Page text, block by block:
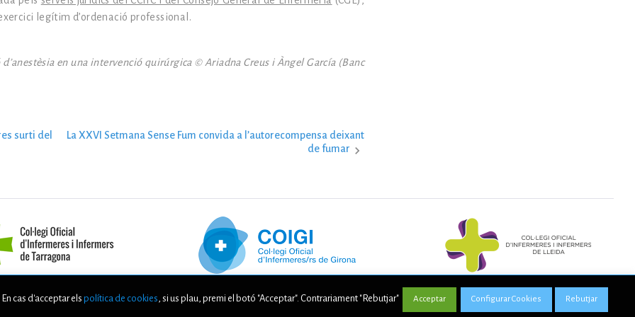
legítim d’ordenació professional.
en una intervenció quirúrgica © Ariadna Creus i Àngel García (Banc
surti del
La XXVI Setmana Sense Fum convida a l’autorecompensa deixant
de fumar
cas d'acceptar els política de cookies, si us plau, premi el botó "Acceptar". Contrariament "Rebutjar" Acceptar Configurar Cookies Rebutjar